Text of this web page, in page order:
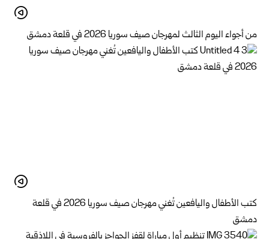
من أجواء اليوم الثالث لمهرجان صيف سوريا 2026 في قلعة دمشق
كتب الأطفال واليافعين تُغني مهرجان صيف سوريا 2026 في قلعة
دمشق